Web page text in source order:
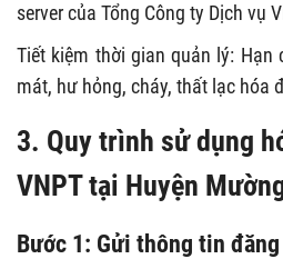
server của Tổng Công ty Dịch vụ
Tiết kiệm thời gian quản lý: Hạn
mát, hư hỏng, cháy, thất lạc hóa
3. Quy trình sử dụng
VNPT tại Huyện
Bước 1: Gửi thông tin